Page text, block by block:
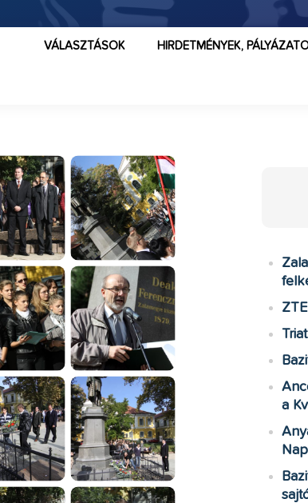
HIRDETMÉNYEK,
VÁLASZTÁSOK
a